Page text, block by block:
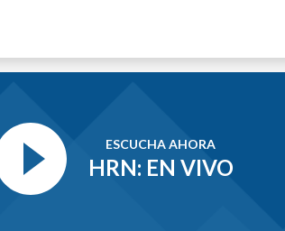
ESCUCHA AHORA
HRN: EN VIVO